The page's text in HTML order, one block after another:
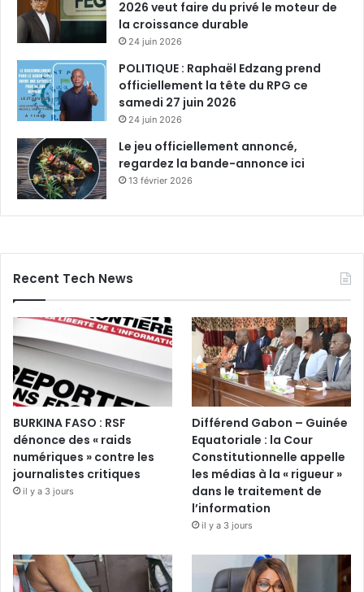
n
c
u
e
e
s
2026 veut faire du privé le moteur de
la croissance durable
24 juin 2026
POLITIQUE : Raphaël Edzang prend
officiellement la tête du RPG ce
samedi 27 juin 2026
24 juin 2026
Le jeu officiellement annoncé,
regardez la bande-annonce ici
13 février 2026
Recent Tech News
BURKINA FASO : RSF
dénonce des « raids
numériques » contre les
journalistes critiques
il y a 3 jours
Différend Gabon – Guinée
Equatoriale : la Cour
Constitutionnelle appelle
les médias à la « rigueur »
dans le traitement de
l’information
il y a 3 jours